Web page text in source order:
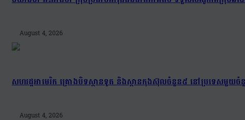
August 4, 2026
សហរដ្ឋអាមេរិក គ្រោងបិទស្ថានទូត និងស្ថានកុងស៊ុលចំនួន៥ នៅប្រទេសមួយចំនួ
August 4, 2026